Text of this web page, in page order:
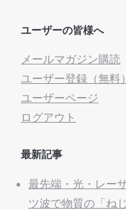
ユーザーの皆様へ
メールマガジン購読
ユーザー登録（無料）
ユーザーページ
ログアウト
最新記事
最先端・光・レー
ツ波で物質の「ね